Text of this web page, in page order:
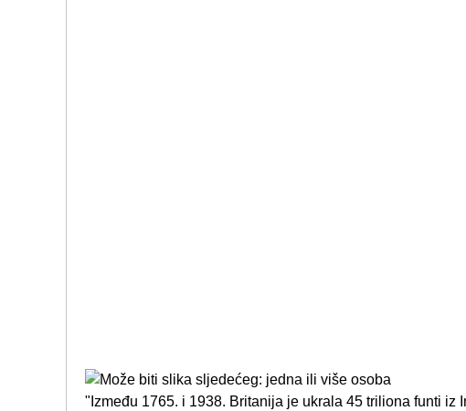
"Između 1765. i 1938. Britanija je ukrala 45 triliona funti iz